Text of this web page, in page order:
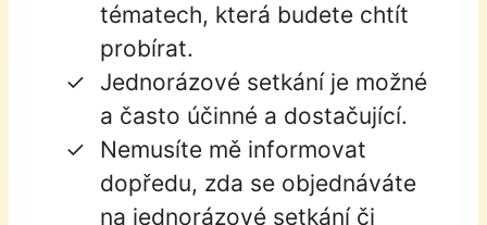
tématech, která budete chtít
probírat.
Jednorázové setkání je možné
a často účinné a dostačující.
Nemusíte mě informovat
dopředu, zda se objednáváte
na jednorázové setkání či